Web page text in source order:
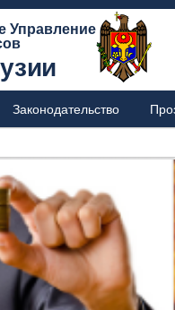
Управление
Законодательство